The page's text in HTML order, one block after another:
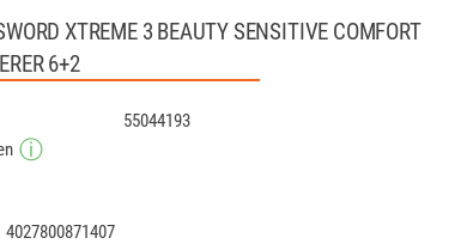
XTREME 3 BEAUTY SENSITIVE COMFORT
6+2
55044193
4027800871407